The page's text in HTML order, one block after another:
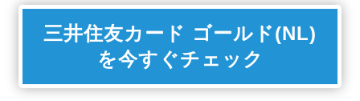
三井住友カード ゴールド(NL)
を今すぐチェック